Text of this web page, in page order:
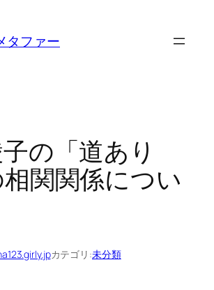
タファー
の「道あり
関関係につい
カテゴリ:未分類